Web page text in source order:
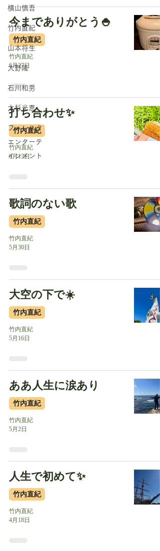
横山慎吾
竹内直紀
山本将生
大野隆
石川和男
大杉光恵
フォレスタ
エンターテ
インメント
今までありがとう🍚
竹内直紀
竹内直紀
6月27日
打ち合わせ✨
竹内直紀
竹内直紀
6月13日
歌詞のない歌
竹内直紀
竹内直紀
5月30日
大空の下で☀️
竹内直紀
竹内直紀
5月16日
ああ人生に涙あり
竹内直紀
竹内直紀
5月2日
人生で初めて✨
竹内直紀
竹内直紀
4月18日